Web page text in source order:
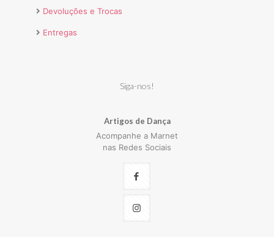
Devoluções e Trocas
Entregas
Siga-nos!
Artigos de Dança
Acompanhe a Marnet
nas Redes Sociais